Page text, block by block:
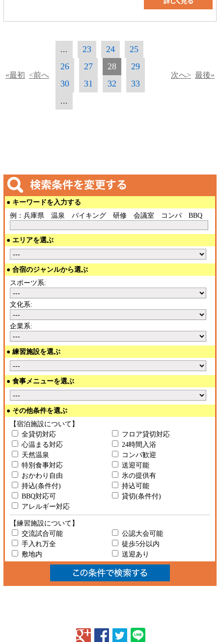
«最初 <前へ
... 23 24
25
26
27 28
29
30
31 32
33
...
次へ> 最後»
● キーワードを入力する
例：兵庫県 温泉 バイキング 研修 会議室 コンパ BBQ
● エリアを選ぶ
● 合宿のジャンルから選ぶ
スポーツ系:
文化系:
企業系:
● 練習施設を選ぶ
● 食事メニューを選ぶ
● その他条件を選ぶ
【宿泊施設について】
全貸切対応
フロア貸切対応
心温まる対応
24時間入浴
天然温泉
コンパ歓迎
特別食事対応
送迎可能
おかわり自由
氷の提供有
持込(条件付)
持込可能
BBQ対応可
貸切(条件付)
アレルギー対応
【練習施設について】
交流試合可能
公認大会可能
手入れ万全
徒歩5分以内
敷地内
送迎あり